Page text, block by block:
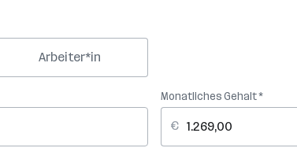
Arbeiter*in
Monatliches Gehalt *